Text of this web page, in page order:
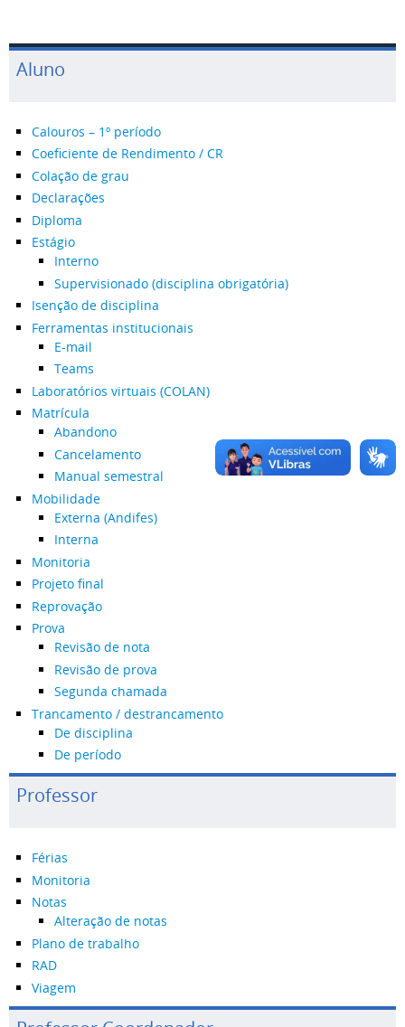
Aluno
Calouros – 1º período
Coeficiente de Rendimento / CR
Colação de grau
Declarações
Diploma
Estágio
Interno
Supervisionado (disciplina obrigatória)
Isenção de disciplina
Ferramentas institucionais
E-mail
Teams
Laboratórios virtuais (COLAN)
Matrícula
Abandono
Cancelamento
Manual semestral
Mobilidade
Externa (Andifes)
Interna
Monitoria
Projeto final
Reprovação
Prova
Revisão de nota
Revisão de prova
Segunda chamada
Trancamento / destrancamento
De disciplina
De período
Professor
Férias
Monitoria
Notas
Alteração de notas
Plano de trabalho
RAD
Viagem